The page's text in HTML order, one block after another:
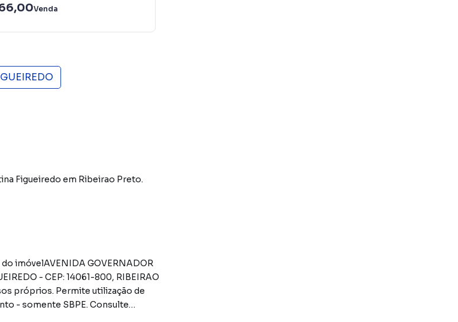
Venda
Figueiredo em Ribeirao Preto.
do imóvelAVENIDA GOVERNADOR
- CEP: 14061-800, RIBEIRAO
próprios. Permite utilização de
- somente SBPE. Consulte